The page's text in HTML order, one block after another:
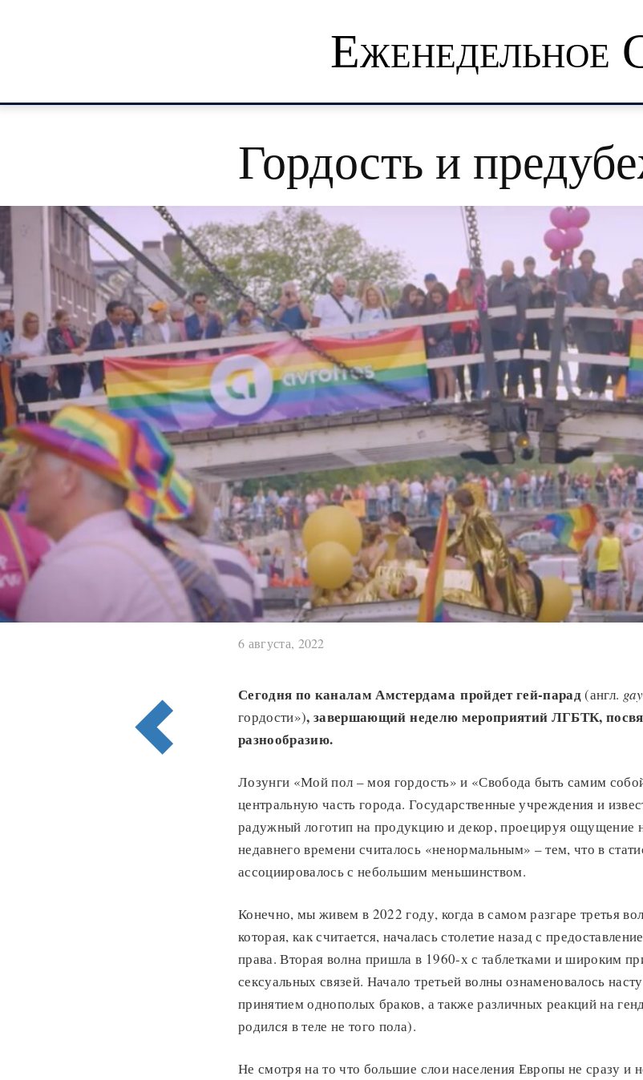
Еженедельное
Гордость и
6 августа, 2022
Сегодня по каналам Амстердама пройдет гей-парад(англ.
гордости»), завершающий неделю мероприятий ЛГБТК,
разнообразию.
Лозунги «Мой пол – моя гордость» и «Свобода быть самим
центральную часть города. Государственные учреждения и
радужный логотип на продукцию и декор, проецируя ощущение
недавнего времени считалось «ненормальным» – тем, что в
ассоциировалось с небольшим меньшинством.
Конечно, мы живем в 2022 году, когда в самом разгаре третья
которая, как считается, началась столетие назад с
права. Вторая волна пришла в 1960-х с таблетками и широким
сексуальных связей. Начало третьей волны ознаменовалось
принятием однополых браков, а также различных реакций на
родился в теле не того пола).
Не смотря на то что большие слои населения Европы не сразу и